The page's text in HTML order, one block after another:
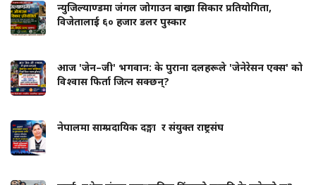
न्युजिल्याण्डमा जंगल जोगाउन बाख्रा सिकार प्रतियोगिता,
विजेतालाई ६० हजार डलर पुस्कार
आज 'जेन–जी' भगवान: के पुराना दलहरूले 'जेनेरेसन एक्स' को
विश्वास फिर्ता जित्न सक्छन्?
नेपालमा साम्प्रदायिक दङ्गा र संयुक्त राष्ट्रसंघ